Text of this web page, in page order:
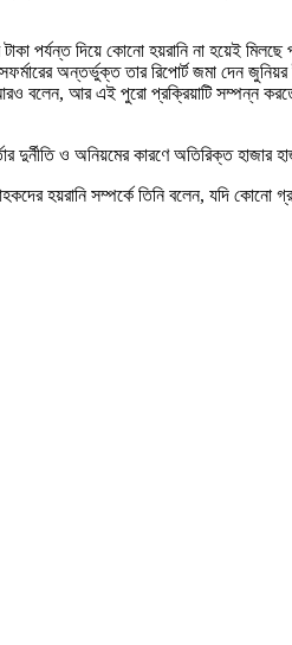
পর্যন্ত দিয়ে কোনো হয়রানি না হয়েই
অন্তর্ভুক্ত তার রিপোর্ট জমা দেন জুনিয়র
বলেন, আর এই পুরো প্রক্রিয়াটি সম্পন্ন করতে
ও অনিয়মের কারণে অতিরিক্ত হাজার
হয়রানি সম্পর্কে তিনি বলেন, যদি কোনো